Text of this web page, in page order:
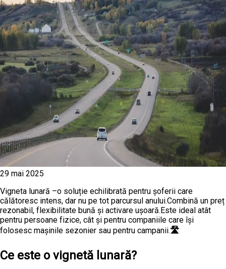
29 mai 2025
Vigneta lunară –o soluție echilibrată pentru șoferii care
călătoresc intens, dar nu pe tot parcursul anului.Combină un preț
rezonabil, flexibilitate bună și activare ușoară.Este ideal atât
pentru persoane fizice, cât și pentru companiile care își
folosesc mașinile sezonier sau pentru campanii.🛣️
Ce este o vignetă lunară?